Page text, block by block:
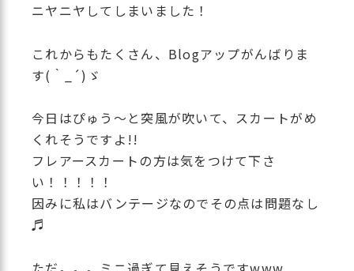
ニヤニヤしてしまいました！
これからもたくさん、Blogアップがんばりま
す(｀_´)ゞ
今日はぴゅう〜と突風が吹いて、スカートがめ
くれそうですよ!!
フレアースカートの方は気をつけて下さ
い！！！！！
因みに私はバンテージなのでその点は問題なし
♬